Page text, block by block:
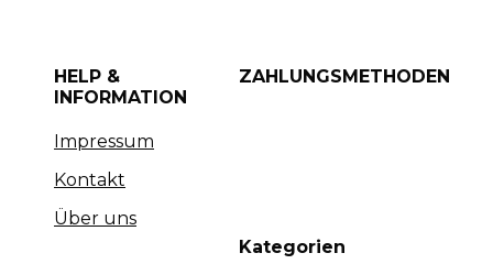
HELP &
INFORMATION
Impressum
Kontakt
Über uns
ZAHLUNGSMETHODEN
Kategorien